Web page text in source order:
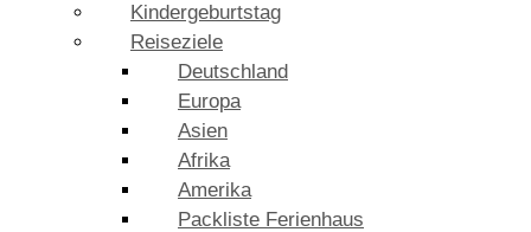
Kindergeburtstag
Reiseziele
Deutschland
Europa
Asien
Afrika
Amerika
Packliste Ferienhaus